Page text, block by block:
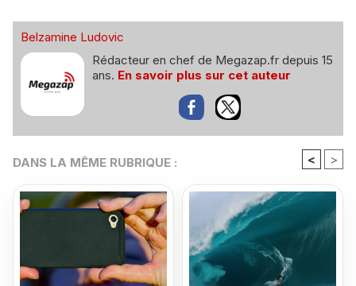
Belzamine Ludovic
Rédacteur en chef de Megazap.fr depuis 15
ans. En savoir plus sur cet auteur
DANS LA MÊME RUBRIQUE : < >